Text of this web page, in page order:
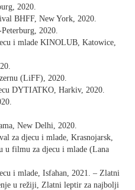
2020.
BHFF, New York, 2020.
2020.
i mlade KINOLUB, Katowice,
(LiFF), 2020.
DYTIATKO, Harkiv, 2020.
New Delhi, 2020.
za djecu i mlade, Krasnojarsk,
u filmu za djecu i mlade (Lana
i mlade, Isfahan, 2021. – Zlatni
u režiji, Zlatni leptir za najbolji